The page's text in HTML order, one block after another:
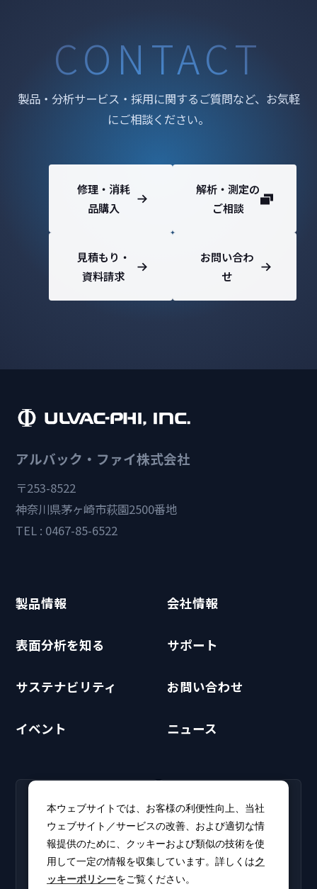
CONTACT
製品・分析サービス・採用に関するご質問など、お気軽
にご相談ください。
修理・消耗
品購入
解析・測定の
ご相談
見積もり・
資料請求
お問い合わ
せ
アルバック・ファイ株式会社
〒253-8522
神奈川県茅ヶ崎市萩園2500番地
TEL : 0467-85-6522
製品情報 会社情報
表面分析を知る サポート
サステナビリティ お問い合わせ
イベント ニュース
採用情報
新卒・キャリア採用情報を
掲載しています。
CLUB PHI（会員専
用）
ソフトウェアアップデート
やカタログをダウンロー
ド。
本ウェブサイトでは、お客様の利便性向上、当社
ウェブサイト／サービスの改善、および適切な情
報提供のために、クッキーおよび類似の技術を使
用して一定の情報を収集しています。詳しくはク
ッキーポリシーをご覧ください。